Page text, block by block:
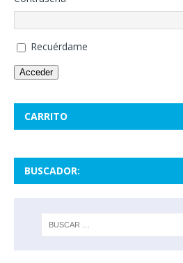
Recuérdame
Acceder
CARRITO
BUSCADOR: